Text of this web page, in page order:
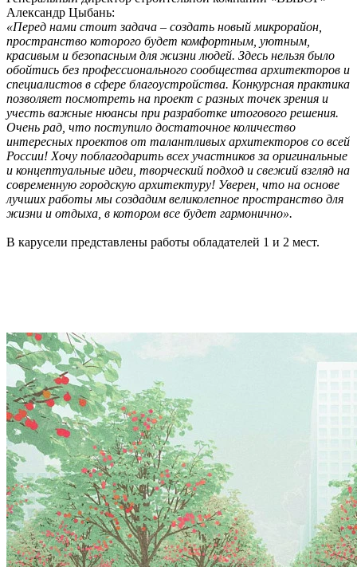
Александр Цыбань:
«Перед нами стоит задача – создать новый микрорайон,
пространство которого будет комфортным, уютным,
красивым и безопасным для жизни людей. Здесь нельзя было
обойтись без профессионального сообщества архитекторов и
специалистов в сфере благоустройства. Конкурсная практика
позволяет посмотреть на проект с разных точек зрения и
учесть важные нюансы при разработке итогового решения.
Очень рад, что поступило достаточное количество
интересных проектов от талантливых архитекторов со всей
России! Хочу поблагодарить всех участников за оригинальные
и концептуальные идеи, творческий подход и свежий взгляд на
современную городскую архитектуру! Уверен, что на основе
лучших работы мы создадим великолепное пространство для
жизни и отдыха, в котором все будет гармонично».
В карусели представлены работы обладателей 1 и 2 мест.